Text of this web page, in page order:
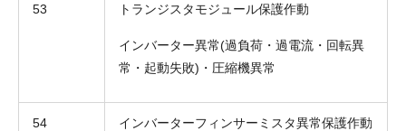
53 トランジスタモジュール保護作動
インバーター異常(過負荷・過電流・回転異
常・起動失敗)・圧縮機異常
54 インバーターフィンサーミスタ異常保護作動